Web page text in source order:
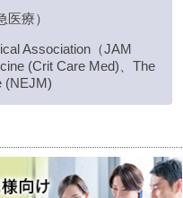
療）
Association（JAM
(Crit Care Med)、The
(NEJM)